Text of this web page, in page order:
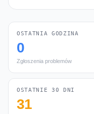
OSTATNIA GODZINA
0
Zgłoszenia problemów
OSTATNIE 30 DNI
31